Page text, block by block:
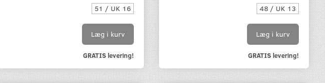
51 / UK 16
Læg i kurv
GRATIS levering!
48 / UK 13
Læg i kurv
GRATIS levering!